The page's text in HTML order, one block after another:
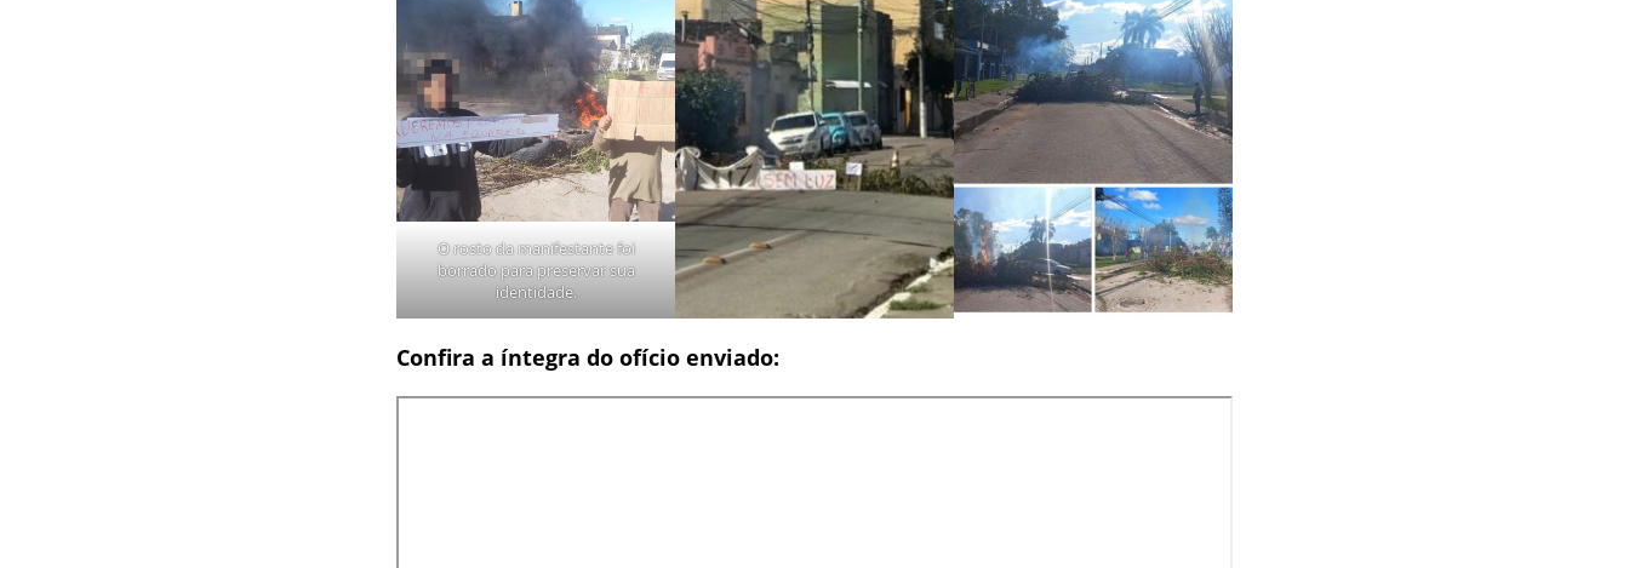
O rosto da manifestante foi
borrado para preservar sua
identidade.
Confira a íntegra do ofício enviado: